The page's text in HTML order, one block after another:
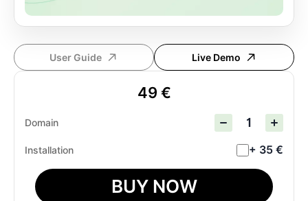
User Guide Live Demo
49 €
Domain
Installation + 35 €
BUY NOW